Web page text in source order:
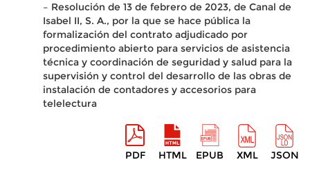
– Resolución de 13 de febrero de 2023, de Canal de
Isabel II, S. A., por la que se hace pública la
formalización del contrato adjudicado por
procedimiento abierto para servicios de asistencia
técnica y coordinación de seguridad y salud para la
supervisión y control del desarrollo de las obras de
instalación de contadores y accesorios para
telelectura
PDF HTML EPUB XML JSON